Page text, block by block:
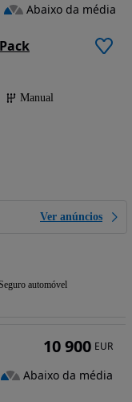
Manual
Ver anúncios
automóvel
Abaixo da média
10 900 EUR
Abaixo da média